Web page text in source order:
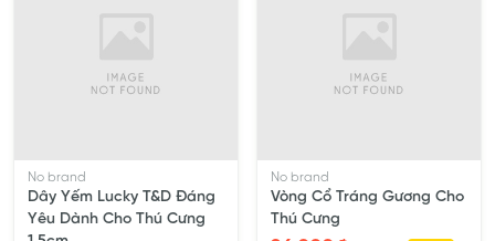
Rẻ nhất: trực tiếp tại cửa hàng (giảm 3-5%).
No brand
Dây Yếm Lucky T&D Đáng
Yêu Dành Cho Thú Cưng
No brand
Vòng Cổ Tráng Gương Cho
Thú Cưng